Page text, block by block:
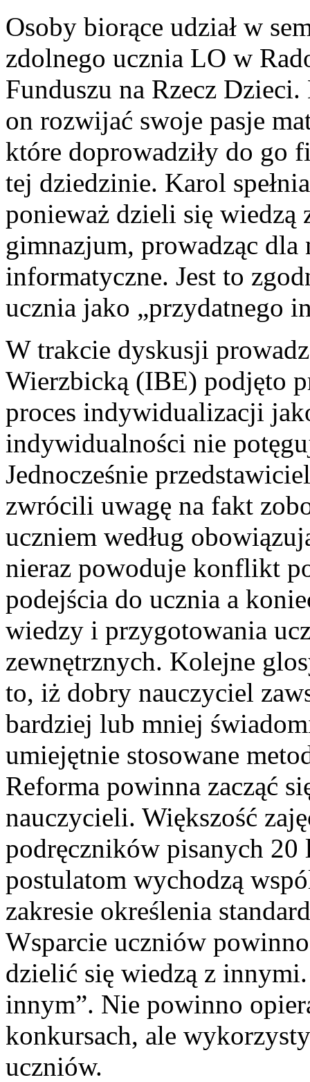
Osoby biorące udział w
zdolnego ucznia LO w
Funduszu na Rzecz
on rozwijać swoje pasje
które doprowadziły do go
tej dziedzinie. Karol
ponieważ dzieli się wiedzą
gimnazjum, prowadząc dla
informatyczne. Jest to
ucznia jako „przydatnego
W trakcie dyskusji
Wierzbicką (IBE) podjęto
proces indywidualizacji
indywidualności nie
Jednocześnie
zwrócili uwagę na fakt
uczniem według
nieraz powoduje konflikt
podejścia do ucznia a
wiedzy i przygotowania
zewnętrznych. Kolejne
to, iż dobry nauczyciel
bardziej lub mniej
umiejętnie stosowane
Reforma powinna zacząć
nauczycieli. Większość
podręczników pisanych
postulatom wychodzą
zakresie określenia
Wsparcie uczniów
dzielić się wiedzą z
innym”. Nie powinno
konkursach, ale
uczniów.